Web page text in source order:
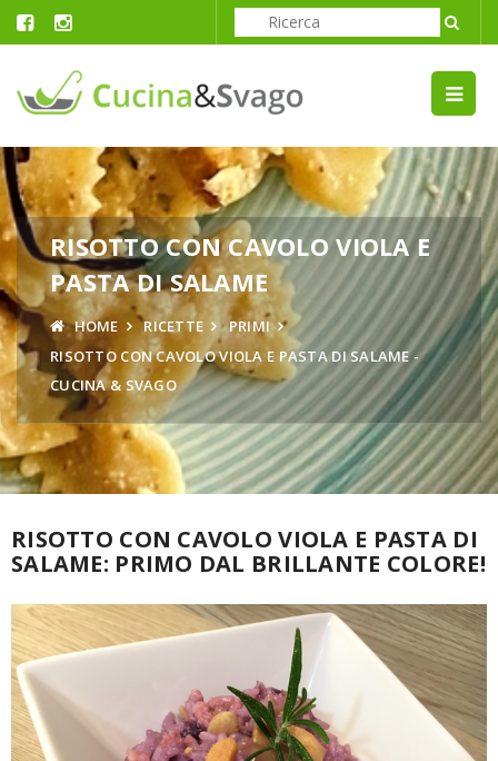
RISOTTO CON CAVOLO VIOLA E
PASTA DI SALAME
HOME RICETTE
PRIMI
RISOTTO CON CAVOLO VIOLA E PASTA DI SALAME -
CUCINA & SVAGO
RISOTTO CON CAVOLO VIOLA E PASTA DI
SALAME: PRIMO DAL BRILLANTE COLORE!